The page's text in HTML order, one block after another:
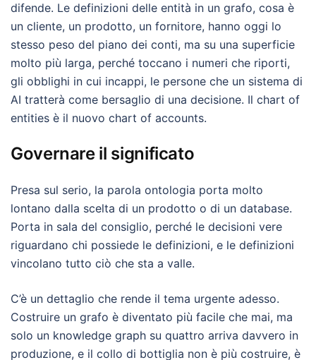
difende. Le definizioni delle entità in un grafo, cosa è
un cliente, un prodotto, un fornitore, hanno oggi lo
stesso peso del piano dei conti, ma su una superficie
molto più larga, perché toccano i numeri che riporti,
gli obblighi in cui incappi, le persone che un sistema di
AI tratterà come bersaglio di una decisione. Il chart of
entities è il nuovo chart of accounts.
Governare il significato
Presa sul serio, la parola ontologia porta molto
lontano dalla scelta di un prodotto o di un database.
Porta in sala del consiglio, perché le decisioni vere
riguardano chi possiede le definizioni, e le definizioni
vincolano tutto ciò che sta a valle.
C’è un dettaglio che rende il tema urgente adesso.
Costruire un grafo è diventato più facile che mai, ma
solo un knowledge graph su quattro arriva davvero in
produzione, e il collo di bottiglia non è più costruire, è